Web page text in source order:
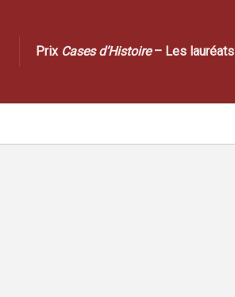
Prix Cases d’Histoire– Les lauréats